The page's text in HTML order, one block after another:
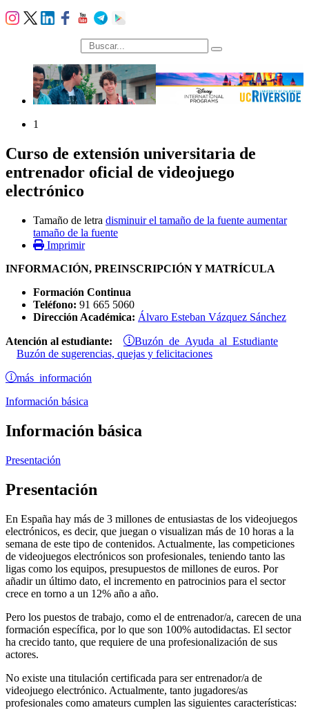
búsqueda
1
Curso de extensión universitaria de
entrenador oficial de videojuego
electrónico
Tamaño de letra disminuir el tamaño de la fuente aumentar
tamaño de la fuente
Imprimir
INFORMACIÓN, PREINSCRIPCIÓN Y MATRÍCULA
Formación Continua
Teléfono: 91 665 5060
Dirección Académica: Álvaro Esteban Vázquez Sánchez
Atención al estudiante: Buzón de Ayuda al Estudiante
Buzón de sugerencias, quejas y felicitaciones
más información
Información básica
Información básica
Presentación
Presentación
En España hay más de 3 millones de entusiastas de los videojuegos
electrónicos, es decir, que juegan o visualizan más de 10 horas a la
semana de este tipo de contenidos. Actualmente, las competiciones
de videojuegos electrónicos son profesionales, teniendo tanto las
ligas como los equipos, presupuestos de millones de euros. Por
añadir un último dato, el incremento en patrocinios para el sector
crece en torno a un 12% año a año.
Pero los puestos de trabajo, como el de entrenador/a, carecen de una
formación específica, por lo que son 100% autodidactas. El sector
ha crecido tanto, que requiere de una profesionalización de sus
actores.
No existe una titulación certificada para ser entrenador/a de
videojuego electrónico. Actualmente, tanto jugadores/as
profesionales como amateurs cumplen las siguientes características: